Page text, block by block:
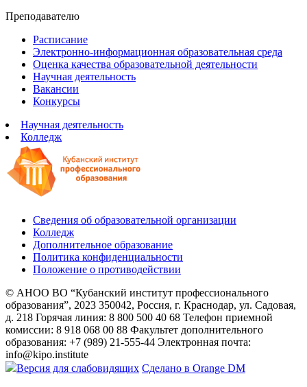
Преподавателю
Расписание
Электронно-информационная образовательная среда
Оценка качества образовательной деятельности
Научная деятельность
Вакансии
Конкурсы
Научная деятельность
Колледж
Сведения об образовательной организации
Колледж
Дополнительное образование
Политика конфиденциальности
Положение о противодействии
© АНОО ВО “Кубанский институт профессионального
образования”, 2023 350042, Россия, г. Краснодар, ул. Садовая,
д. 218 Горячая линия: 8 800 500 40 68 Телефон приемной
комиссии: 8 918 068 00 88 Факультет дополнительного
образования: +7 (989) 21-555-44 Электронная почта:
info@kipo.institute
Версия для слабовидящих Сделано в Orange DM